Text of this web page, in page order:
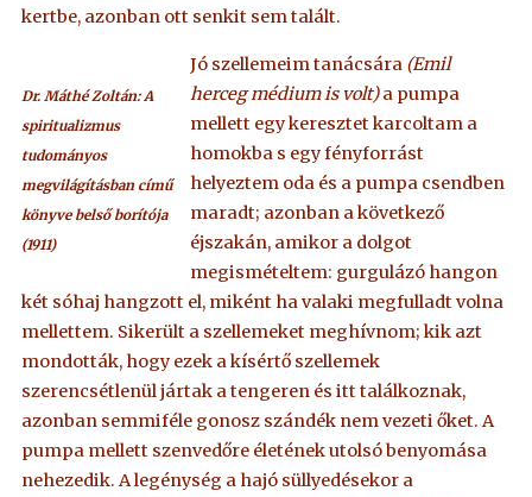
kertbe, azonban ott senkit sem talált.
Dr. Máthé Zoltán: A
spiritualizmus
tudományos
megvilágításban című
könyve belső borítója
(1911)
Jó szellemeim tanácsára (Emil
herceg médium is volt)a pumpa
mellett egy keresztet karcoltam a
homokba s egy fényforrást
helyeztem oda és a pumpa csendben
maradt; azonban a következő
éjszakán, amikor a dolgot
megismételtem: gurgulázó hangon
két sóhaj hangzott el, miként ha valaki megfulladt volna
mellettem. Sikerült a szellemeket meghívnom; kik azt
mondották, hogy ezek a kísértő szellemek
szerencsétlenül jártak a tengeren és itt találkoznak,
azonban semmiféle gonosz szándék nem vezeti őket. A
pumpa mellett szenvedőre életének utolsó benyomása
nehezedik. A legénység a hajó süllyedésekor a